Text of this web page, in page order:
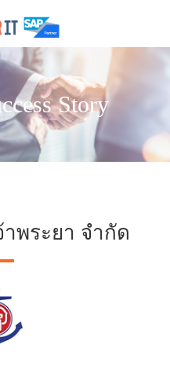
Story
พระยา จำกัด